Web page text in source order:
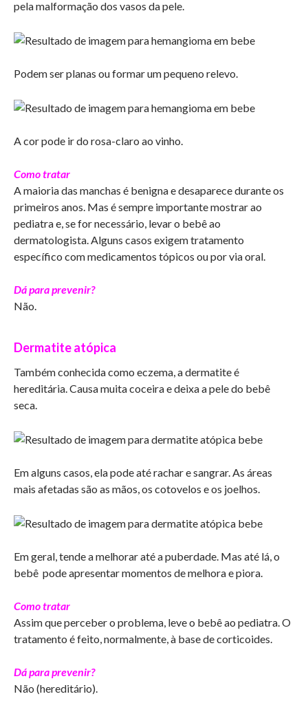
pela malformação dos vasos da pele.
Podem ser planas ou formar um pequeno relevo.
A cor pode ir do rosa-claro ao vinho.
Como tratar
A maioria das manchas é benigna e desaparece durante os
primeiros anos. Mas é sempre importante mostrar ao
pediatra e, se for necessário, levar o bebê ao
dermatologista. Alguns casos exigem tratamento
específico com medicamentos tópicos ou por via oral.
Dá para prevenir?
Não.
Dermatite atópica
Também conhecida como eczema, a dermatite é
hereditária. Causa muita coceira e deixa a pele do bebê
seca.
Em alguns casos, ela pode até rachar e sangrar. As áreas
mais afetadas são as mãos, os cotovelos e os joelhos.
Em geral, tende a melhorar até a puberdade. Mas até lá, o
bebê pode apresentar momentos de melhora e piora.
Como tratar
Assim que perceber o problema, leve o bebê ao pediatra. O
tratamento é feito, normalmente, à base de corticoides.
Dá para prevenir?
Não (hereditário).